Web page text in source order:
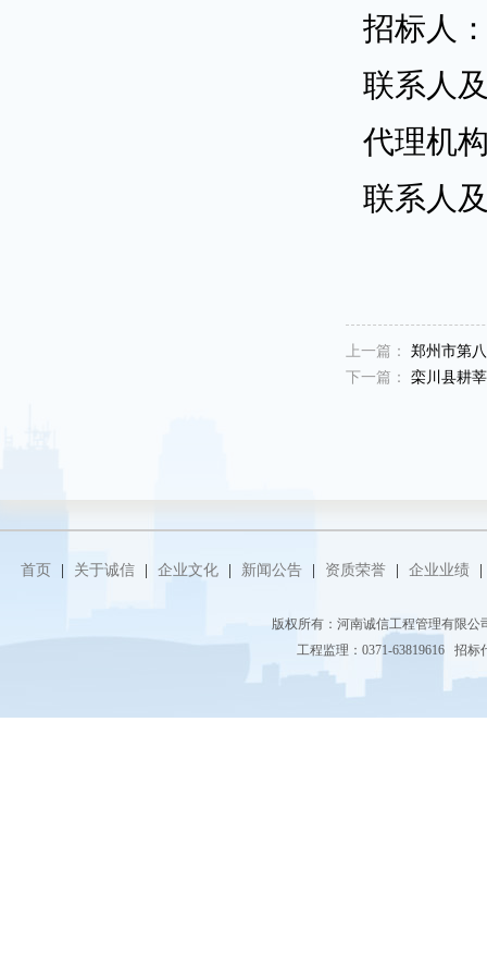
招标人
联系人
代理机
联系人
上一篇： 郑州市第
下一篇： 栾川县耕
首页 关于诚信 企业文化 新闻公告 资质荣誉 企业业绩
版权所有：河南诚信工程管理有限
工程监理：0371-63819616 招标